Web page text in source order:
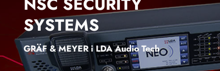
SYSTEMS
GRÄF & MEYER i LDA Audio Tech